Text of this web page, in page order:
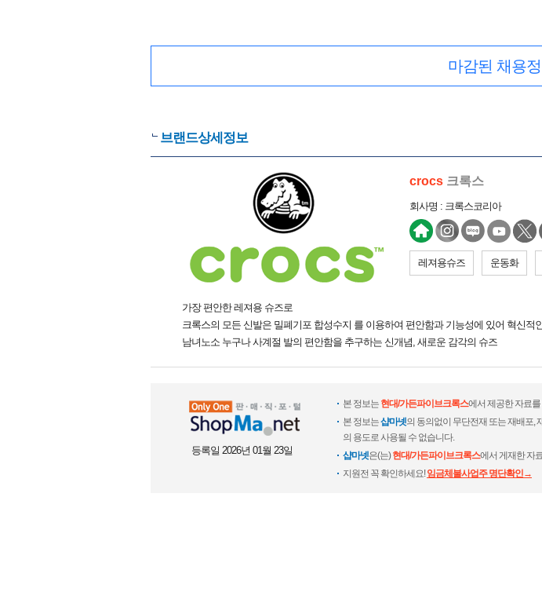
마감된 채용
브랜드상세정보
crocs 크록스
회사명 : 크록스코리아
레져용슈즈 운동화
가장 편안한 레져용 슈즈로
크록스의 모든 신발은 밀폐기포 합성수지 를 이용하여 편안함과 기능성에 있어 혁신적
남녀노소 누구나 사계절 발의 편안함을 추구하는 신개념, 새로운 감각의 슈즈
등록일 2026년 01월 23일
본 정보는 현대/가든파이브크록스에서 제공한 자료
본 정보는샵마넷의 동의없이 무단전재 또는 재배포,
의 용도로 사용될 수 없습니다.
샵마넷은(는)현대/가든파이브크록스에서 게재한 자
지원전 꼭 확인하세요!임금체불사업주 명단확인→